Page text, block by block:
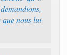
que nous lui